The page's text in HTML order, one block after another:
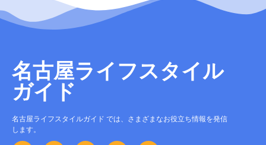
名古屋ライフスタイル
ガイド
名古屋ライフスタイルガイド では、さまざまなお役立ち情報を発信
します。